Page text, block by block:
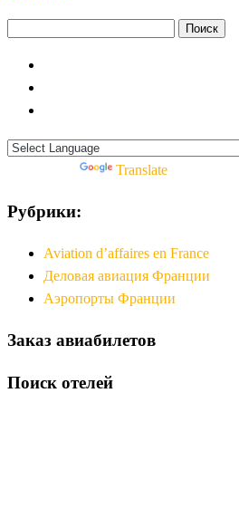
Translate
Рубрики:
Aviation d’affaires en France
Деловая авиация Франции
Аэропорты Франции
Заказ авиабилетов
Поиск отелей